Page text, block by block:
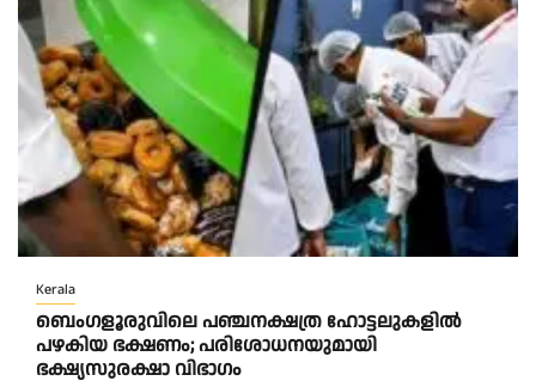
Kerala
ബെംഗളൂരുവിലെ പഞ്ചനക്ഷത്ര ഹോട്ടലുകളിൽ
പഴകിയ ഭക്ഷണം; പരിശോധനയുമായി
ഭക്ഷ്യസുരക്ഷാ വിഭാഗം